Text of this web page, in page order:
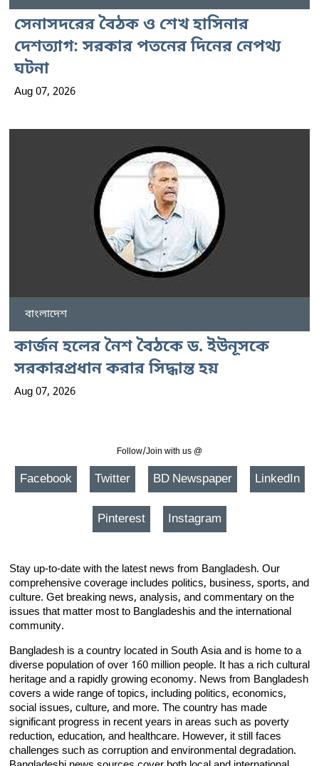
সেনাসদরের বৈঠক ও শেখ হাসিনার
দেশত্যাগ: সরকার পতনের দিনের নেপথ্য
ঘটনা
Aug 07, 2026
বাংলাদেশ
কার্জন হলের নৈশ বৈঠকে ড. ইউনূসকে
সরকারপ্রধান করার সিদ্ধান্ত হয়
Aug 07, 2026
Follow/Join with us @
Facebook Twitter BD Newspaper LinkedIn
Pinterest Instagram
Stay up-to-date with the latest news from Bangladesh. Our
comprehensive coverage includes politics, business, sports, and
culture. Get breaking news, analysis, and commentary on the
issues that matter most to Bangladeshis and the international
community.
Bangladesh is a country located in South Asia and is home to a
diverse population of over 160 million people. It has a rich cultural
heritage and a rapidly growing economy. News from Bangladesh
covers a wide range of topics, including politics, economics,
social issues, culture, and more. The country has made
significant progress in recent years in areas such as poverty
reduction, education, and healthcare. However, it still faces
challenges such as corruption and environmental degradation.